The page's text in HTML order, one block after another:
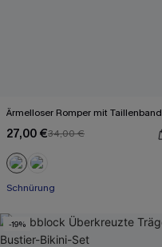
Ärmelloser Romper mit Taillenband
27,00 €34,00 €
Schnürung
-19%